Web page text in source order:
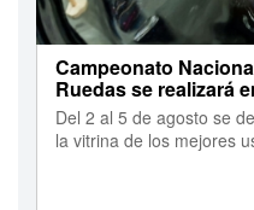
Campeonato
Ruedas se realizará
Del 2 al 5 de agosto se
la vitrina de los mejores